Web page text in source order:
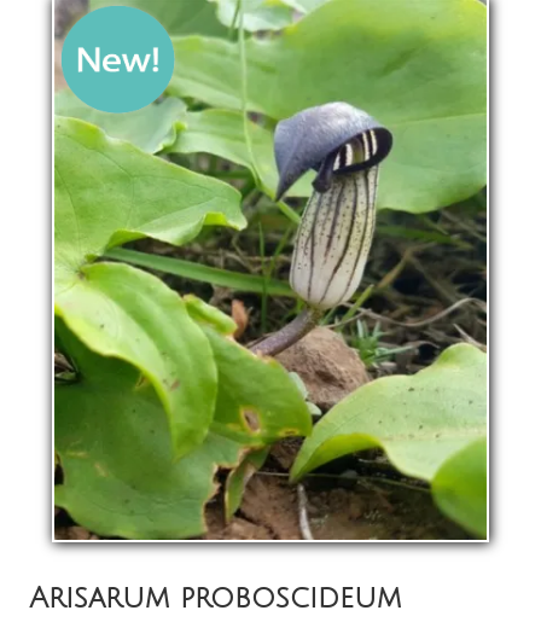
La pépinière
Boutique
Événements ▼
Infos
Avis
Contact
0
Arisarum proboscideum